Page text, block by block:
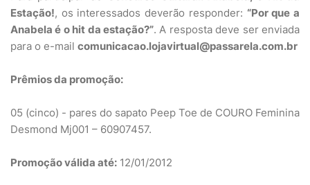
Estação!, os interessados deverão responder: “Por que a
Anabela é o hit da estação?”. A resposta deve ser enviada
para o e-mail comunicacao.lojavirtual@passarela.com.br
Prêmios da promoção:
05 (cinco) - pares do sapato Peep Toe de COURO Feminina
Desmond Mj001 – 60907457.
Promoção válida até: 12/01/2012